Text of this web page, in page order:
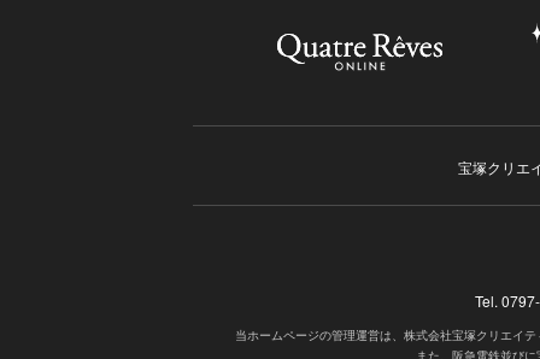
宝塚クリエ
Tel.
当ホームページの管理運営は、株式会社宝塚クリエイ
また、阪急電鉄並び